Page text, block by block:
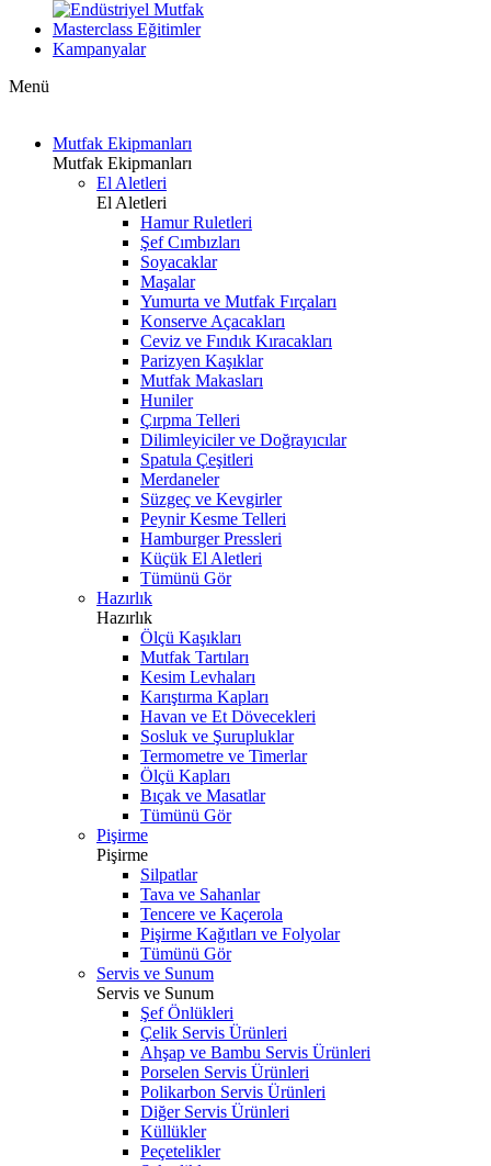
Masterclass Eğitimler
Kampanyalar
Menü
Mutfak Ekipmanları
Mutfak Ekipmanları
El Aletleri
El Aletleri
Hamur Ruletleri
Şef Cımbızları
Soyacaklar
Maşalar
Yumurta ve Mutfak Fırçaları
Konserve Açacakları
Ceviz ve Fındık Kıracakları
Parizyen Kaşıklar
Mutfak Makasları
Huniler
Çırpma Telleri
Dilimleyiciler ve Doğrayıcılar
Spatula Çeşitleri
Merdaneler
Süzgeç ve Kevgirler
Peynir Kesme Telleri
Hamburger Pressleri
Küçük El Aletleri
Tümünü Gör
Hazırlık
Hazırlık
Ölçü Kaşıkları
Mutfak Tartıları
Kesim Levhaları
Karıştırma Kapları
Havan ve Et Dövecekleri
Sosluk ve Şurupluklar
Termometre ve Timerlar
Ölçü Kapları
Bıçak ve Masatlar
Tümünü Gör
Pişirme
Pişirme
Silpatlar
Tava ve Sahanlar
Tencere ve Kaçerola
Pişirme Kağıtları ve Folyolar
Tümünü Gör
Servis ve Sunum
Servis ve Sunum
Şef Önlükleri
Çelik Servis Ürünleri
Ahşap ve Bambu Servis Ürünleri
Porselen Servis Ürünleri
Polikarbon Servis Ürünleri
Diğer Servis Ürünleri
Küllükler
Peçetelikler